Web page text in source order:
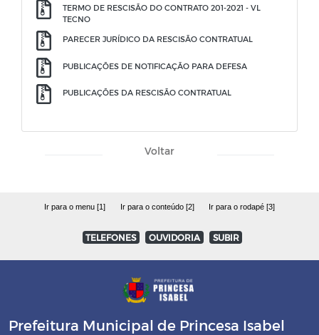
TERMO DE RESCISÃO DO CONTRATO 201-2021 - VL
TECNO
PARECER JURÍDICO DA RESCISÃO CONTRATUAL
PUBLICAÇÕES DE NOTIFICAÇÃO PARA DEFESA
PUBLICAÇÕES DA RESCISÃO CONTRATUAL
Voltar
Ir para o menu [1] Ir para o conteúdo [2] Ir para o rodapé [3]
TELEFONES OUVIDORIA SUBIR
Prefeitura Municipal de Princesa Isabel